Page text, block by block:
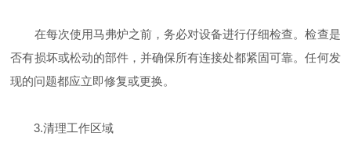
在每次使用马弗炉之前，务必对设备进行仔细检查。检查是
否有损坏或松动的部件，并确保所有连接处都紧固可靠。任何发
现的问题都应立即修复或更换。
3.清理工作区域